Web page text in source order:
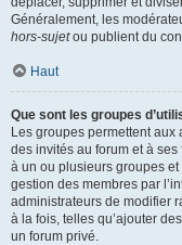
Généralement, les
hors-sujetou publient du
Haut
Que sont les groupes
Les groupes permettent aux
des invités au forum et à
à un ou plusieurs groupes
gestion des membres par
administrateurs de modifier
à la fois, telles qu’ajouter
un forum privé.